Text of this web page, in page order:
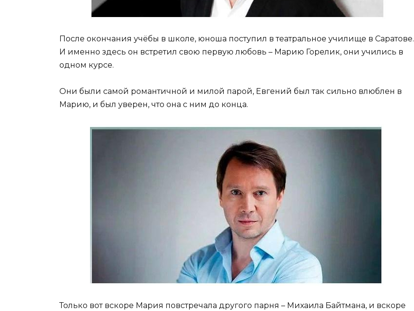
После окончания учёбы в школе, юноша поступил в театральное училище в Саратове.
И именно здесь он встретил свою первую любовь – Марию Горелик, они учились в
одном курсе.
Они были самой романтичной и милой парой, Евгений был так сильно влюблен в
Марию, и был уверен, что она с ним до конца.
Только вот вскоре Мария повстречала другого парня – Михаила Байтмана, и вскоре